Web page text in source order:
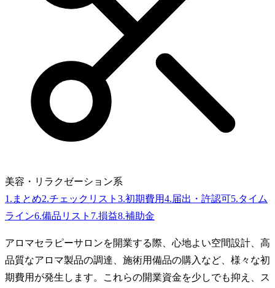
美容・リラクゼーション系
1 . まとめ2.チェックリスト 3.初期費用4.届出・許認可5.タイム
ライン6.備品リスト 7.損益8.補助金
アロマセラピーサロンを開業する際、心地よい空間設計、高
品質なアロマ製品の調達、施術用備品の購入など、様々な初
期費用が発生します。これらの開業資金を少しでも抑え、ス